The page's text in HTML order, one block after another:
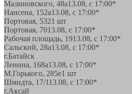
Малиновского, 48а13.08, с 17:00*
Нансена, 152а13.08, с 17:00*
Портовая, 5321 шт
Портовая, 7013.08, с 17:00*
Рабочая площадь, 1913.08, с 17:00*
Сальский, 28a13.08, с 17:00*
г.Батайск
Ленина, 168а13.08, с 17:00*
М.Горького, 285е1 шт
Шмидта, 17/113.08, с 17:00*
г.Аксай